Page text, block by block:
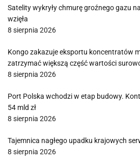
Satelity wykryły chmurę groźnego gazu
wzięła
8 sierpnia 2026
Kongo zakazuje eksportu koncentratów
zatrzymać większą część wartości
8 sierpnia 2026
Port Polska wchodzi w etap budowy.
54 mld zł
8 sierpnia 2026
Tajemnica nagłego upadku krajowych
8 sierpnia 2026